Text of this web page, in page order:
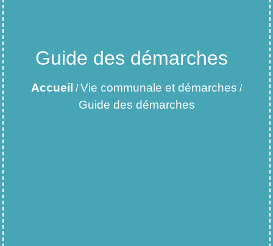
Guide des démarches
Accueil /Vie communale et démarches /
Guide des démarches